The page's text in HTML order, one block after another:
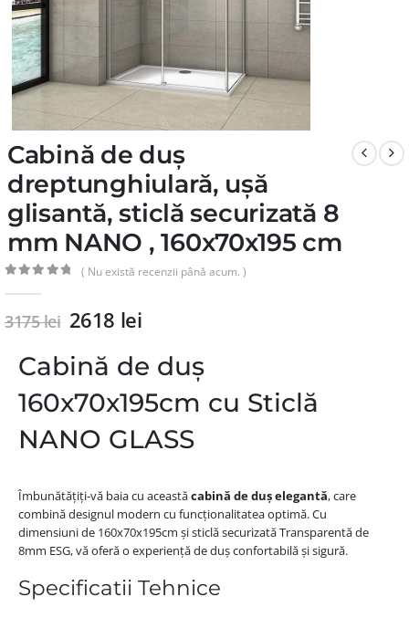
Cabină de duș
dreptunghiulară, ușă
glisantă, sticlă securizată 8
mm NANO , 160x70x195 cm
( Nu există recenzii până acum. )
3175lei 2618 lei
Cabină de duș
160x70x195cm cu Sticlă
NANO GLASS
Îmbunătățiți-vă baia cu aceastăcabină de duș elegantă, care
combină designul modern cu funcționalitatea optimă. Cu
dimensiuni de 160x70x195cm și sticlă securizată Transparentă de
8mm ESG, vă oferă o experiență de duș confortabilă și sigură.
Specificatii Tehnice